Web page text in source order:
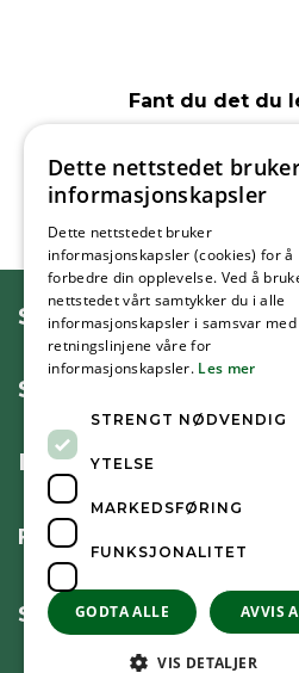
Fant du det du
Ja
SNAKK MED OSS
SKRIV TIL OSS
BESØK OSS
FØLG OSS
SNARVEIER
Dette nettstedet
informasjonskapsler
Dette nettstedet bruker
informasjonskapsler (cookies) for å
forbedre din opplevelse. Ved å
nettstedet vårt samtykker du i alle
informasjonskapsler i samsvar med
retningslinjene våre for
informasjonskapsler. Les mer
STRENGT NØDVENDIG
YTELSE
MARKEDSFØRING
FUNKSJONALITET
GODTA ALLE AVVIS
VIS DETALJER